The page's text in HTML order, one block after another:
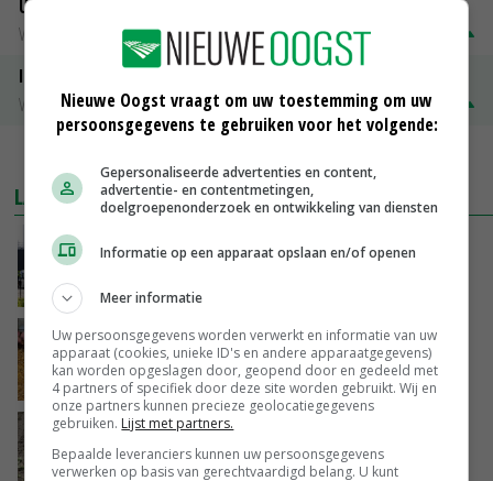
Uitbetaalprijs Van Rooi Meat
Vleesvarkens
€ 1,25
ISN prijs Frankrijk
Vleesvarkens
€ 1,78 € 0,06
LAATSTE NIEUWS
Gemiddelde Europese melkprijs daalt licht in
VANDAAG, 17:04
Frans onderzoekcentrum bestrijkt hele
varkensvleesketen
VANDAAG, 15:29
Emmeloord noteert eerste zaaiuien op
maximaal 20 euro
VANDAAG, 14:59
Nieuwe Oogst vraagt om uw toestemming om uw
persoonsgegevens te gebruiken voor het volgende:
Gepersonaliseerde advertenties en content,
advertentie- en contentmetingen,
doelgroepenonderzoek en ontwikkeling van diensten
Informatie op een apparaat opslaan en/of openen
Meer informatie
Uw persoonsgegevens worden verwerkt en informatie van uw
apparaat (cookies, unieke ID's en andere apparaatgegevens)
kan worden opgeslagen door, geopend door en gedeeld met
4 partners of specifiek door deze site worden gebruikt. Wij en
onze partners kunnen precieze geolocatiegegevens
gebruiken. Lijst met partners.
Bepaalde leveranciers kunnen uw persoonsgegevens
verwerken op basis van gerechtvaardigd belang. U kunt